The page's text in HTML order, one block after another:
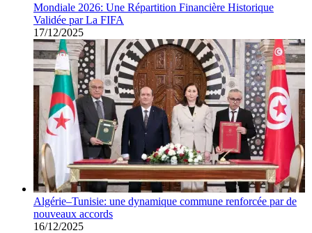
Mondiale 2026: Une Répartition Financière Historique
Validée par La FIFA
17/12/2025
Algérie–Tunisie: une dynamique commune renforcée par de
nouveaux accords
16/12/2025